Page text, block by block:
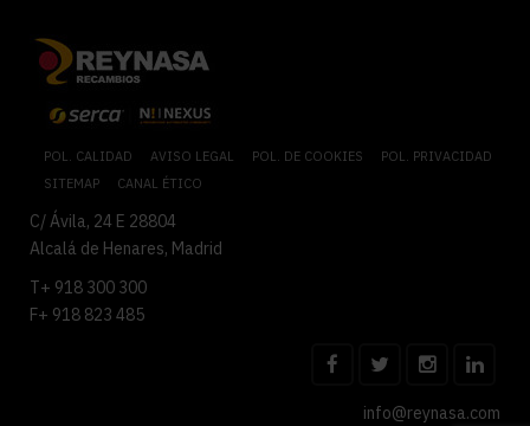
POL. CALIDAD AVISO LEGAL POL. DE COOKIES
POL. PRIVACIDAD
SITEMAP
CANAL ÉTICO
C/ Ávila, 24 E 28804
Alcalá de Henares, Madrid
T+ 918 300 300
F+ 918 823 485
info@reynasa.com